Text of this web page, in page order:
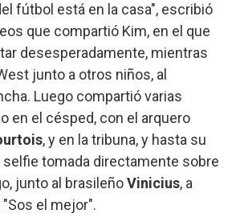
fútbol está en la casa", escribió
que compartió Kim, en el que
desesperadamente, mientras
junto a otros niños, al
Luego compartió varias
en el césped, con el arquero
, y en la tribuna, y hasta su
selfie tomada directamente sobre
junto al brasileñoVinicius, a
el mejor".